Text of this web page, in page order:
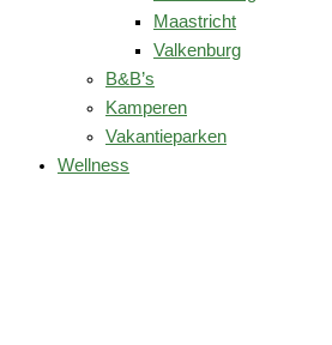
Maastricht
Valkenburg
B&B’s
Kamperen
Vakantieparken
Wellness